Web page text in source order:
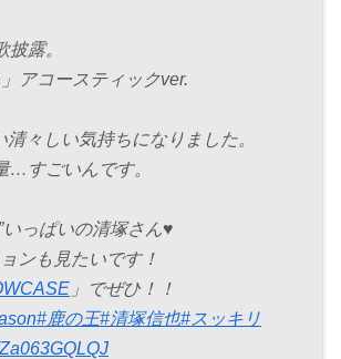
露。
」アコースティックver.
々しい気持ちになりました。
…すごいんです。
いっぱいの清塚さん♥️
ンも見たいです！
」でぜひ！！
#鹿の王#清塚信也#スッキリ